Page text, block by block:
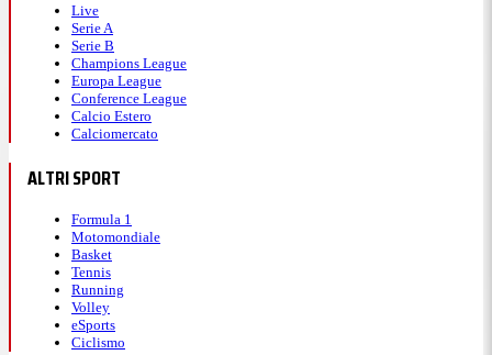
Live
Serie A
Serie B
Champions League
Europa League
Conference League
Calcio Estero
Calciomercato
ALTRI SPORT
Formula 1
Motomondiale
Basket
Tennis
Running
Volley
eSports
Ciclismo